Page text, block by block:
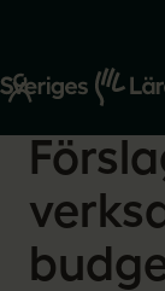
Start
Om oss
2026-02-13